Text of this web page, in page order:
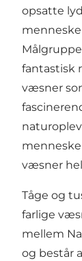
opsatte
fantastisk
væsner
væsner
Tåge og
farlige
mellem
og består